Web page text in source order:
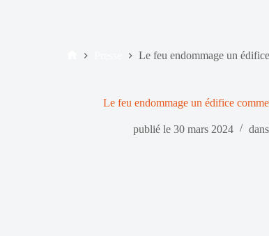
Le feu endommage un
Le feu endommage un édifice
publié le 30 mars 2024 dans